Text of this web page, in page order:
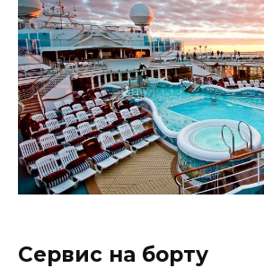
Сервис на борту